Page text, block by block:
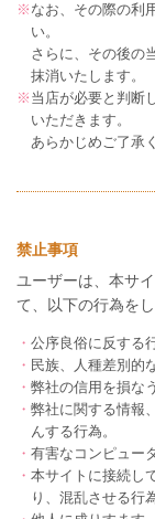
※ なお、その際の利
い。
さらに、その後の
抹消いたします。
※ 当店が必要と判断
いただきます。
あらかじめご了承
禁止事項
ユーザーは、本サ
て、以下の行為を
・ 公序良俗に反する
・ 民族、人種差別的
・ 弊社の信用を損な
・ 弊社に関する情報
んする行為。
・ 有害なコンピュー
・ 本サイトに接続し
り、混乱させる行為